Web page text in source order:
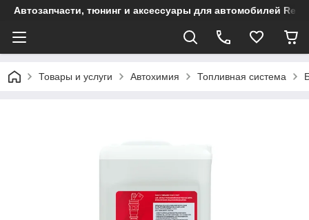
Автозапчасти, тюнинг и аксессуары для автомобилей
Товары и услуги Автохимия Топливная система